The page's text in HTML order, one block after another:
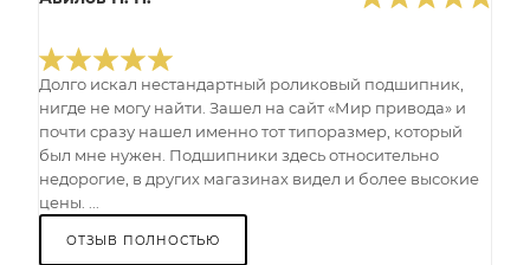
Долго искал нестандартный роликовый подшипник,
нигде не могу найти. Зашел на сайт «Мир привода» и
почти сразу нашел именно тот типоразмер, который
был мне нужен. Подшипники здесь относительно
недорогие, в других магазинах видел и более высокие
цены. ...
ОТЗЫВ ПОЛНОСТЬЮ